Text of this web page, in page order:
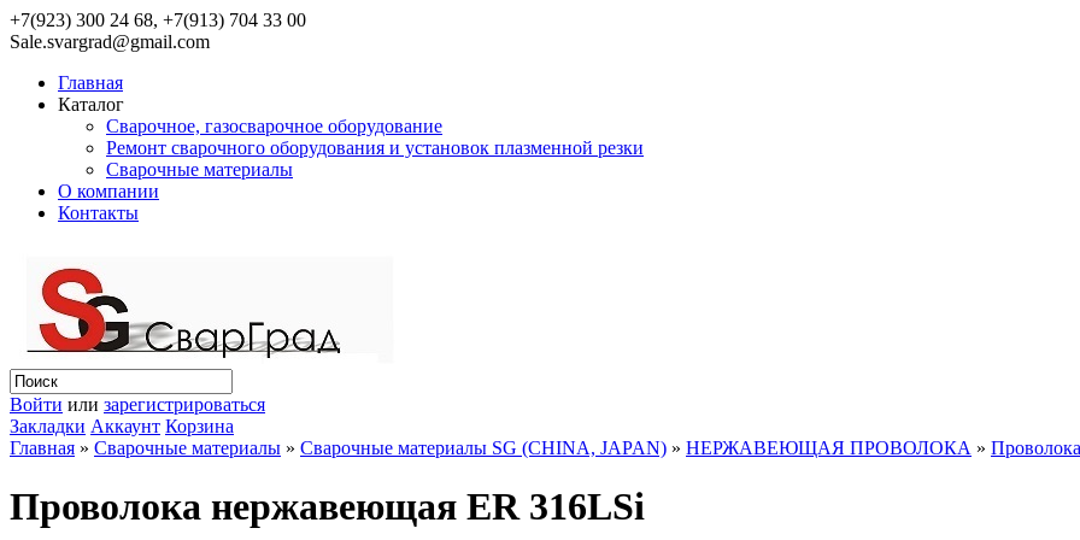
+7(923) 300 24 68, +7(913) 704 33 00
Sale.svargrad@gmail.com
Главная
Каталог
Сварочное, газосварочное оборудование
Ремонт сварочного оборудования и установок плазменной резки
Сварочные материалы
О компании
Контакты
Войти или зарегистрироваться
Закладки Аккаунт Корзина
Главная » Сварочные материалы » Сварочные материалы SG (CHINA, JAPAN) » НЕРЖАВЕЮЩАЯ ПРОВОЛОКА »
Проволока нержавеющая ER 316LSi